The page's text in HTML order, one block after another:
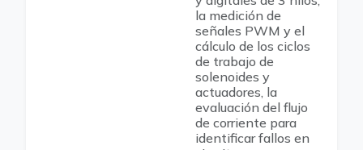
la medición de
señales PWM y el
cálculo de los ciclos
de trabajo de
solenoides y
actuadores, la
evaluación del flujo
de corriente para
identificar fallos en